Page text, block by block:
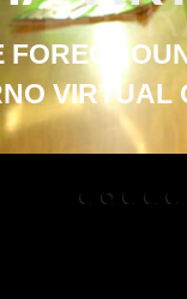
VIRTUAL